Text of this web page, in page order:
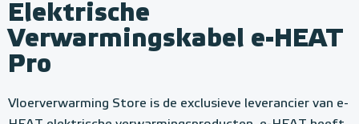
Elektrische
Verwarmingskabel e-HEAT
Pro
Vloerverwarming Store is de exclusieve leverancier van e-